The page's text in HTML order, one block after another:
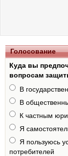
Голосование
Куда вы
вопросам
В
В
К частным
Я
Я пользуюсь
потребителей